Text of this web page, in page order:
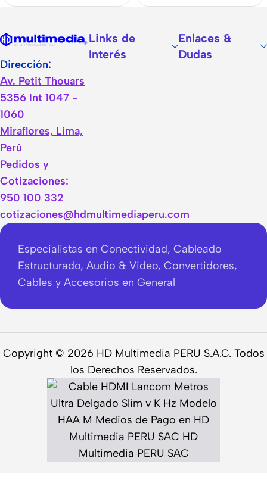
Dirección:
Av. Petit Thouars
5356 Int 1047 -
1060
Miraflores, Lima,
Perú
Pedidos y
Cotizaciones:
950 100 332
cotizaciones@hdmultimediaperu.com
Links de
Interés
Enlaces &
Dudas
Especialistas en Conectividad, Cableado
Estructurado, Audio & Video, Convertidores,
Cables y Accesorios en General
Copyright © 2026 HD Multimedia PERU S.A.C. Todos
los Derechos Reservados.